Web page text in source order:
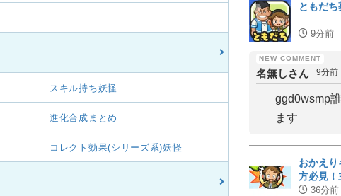
スキル持ち妖怪
進化合成まとめ
コレクト効果(シリーズ系)妖怪
ともだ
9分前
名無しさん 9分前
ggd0wsmp
ます
おかえ
方必見！
36分前